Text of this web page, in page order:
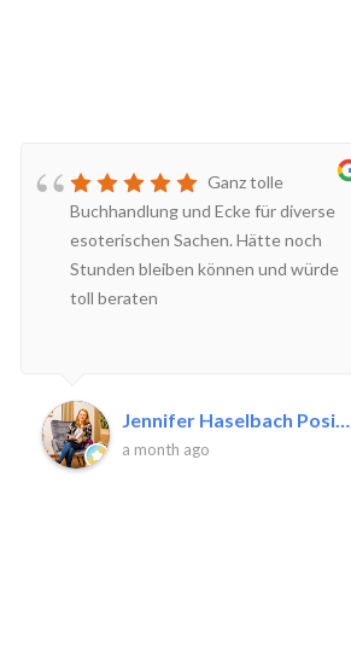
Ganz tolle
Buchhandlung und Ecke für diverse
esoterischen Sachen. Hätte noch
Stunden bleiben können und würde
toll beraten
Jennifer Haselbach Positive P.
a month ago